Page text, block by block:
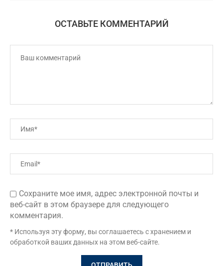
ОСТАВЬТЕ КОММЕНТАРИЙ
Сохраните мое имя, адрес электронной почты и
веб-сайт в этом браузере для следующего
комментария.
* Используя эту форму, вы соглашаетесь с хранением и
обработкой ваших данных на этом веб-сайте.